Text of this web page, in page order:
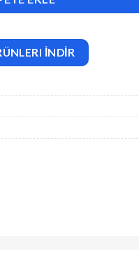
İNDİR